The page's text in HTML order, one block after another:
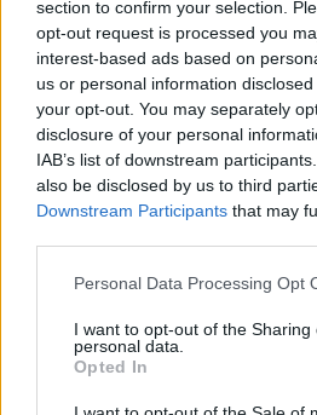
section to confirm your selection.
opt-out request is processed you
interest-based ads based on
us or personal information
your opt-out. You may separately
disclosure of your personal
IAB’s list of downstream
also be disclosed by us to third
Downstream Participants that may
Please note that this website/app
not limited to your visit or usage
grant or deny consent to Google
use your data for below specified
consent section.
Personal Data Processing Opt
I want to opt-out of the Sharing
personal data.
Opted In